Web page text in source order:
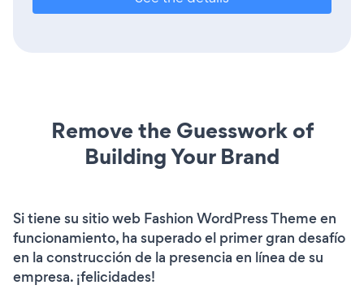
Remove the Guesswork of
Building Your Brand
Si tiene su sitio web Fashion WordPress Theme en
funcionamiento, ha superado el primer gran desafío
en la construcción de la presencia en línea de su
empresa. ¡felicidades!